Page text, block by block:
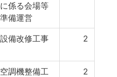
に係る会場等
準備運営
設備改修工事 2
空調機整備工
2